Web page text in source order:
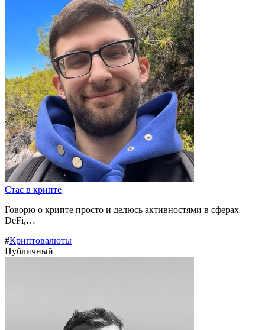
Стас в крипте
Говорю о крипте просто и делюсь активностями в сферах
DeFi,…
#Криптовалюты
Публичный